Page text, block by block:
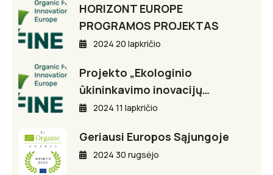
HORIZONT EUROPE
PROGRAMOS PROJEKTAS
2024 20 lapkričio
Projekto „Ekologinio
ūkininkavimo inovacijų…
2024 11 lapkričio
Geriausi Europos Sąjungoje
2024 30 rugsėjo